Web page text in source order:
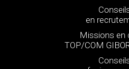
en
Missions en
TOP/COM